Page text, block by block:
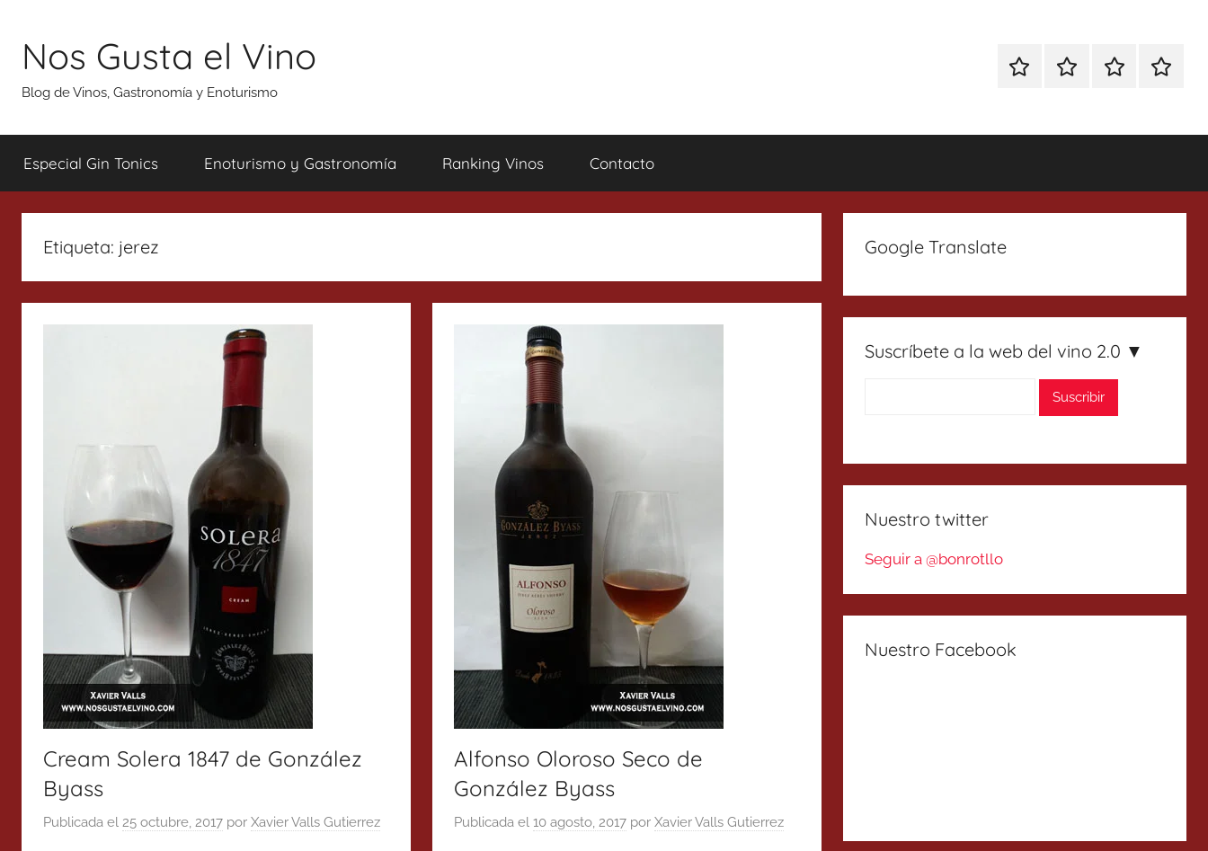
contenido
Nos Gusta el Vino
Blog de Vinos, Gastronomía y Enoturismo
EspecialEnoturismoRanking
Especial Gin Tonics Enoturismo y Gastronomía Ranking Vinos Contacto
Etiqueta: jerez
Cream Solera 1847 de González
Byass
Publicada el 25 octubre, 2017 por Xavier Valls Gutierrez
Alfonso Oloroso Seco de
González Byass
Publicada el10 agosto, 2017 porXavier Valls Gutierrez
Google Translate
Suscríbete a la web del vino 2.0 ▼
Nuestro twitter
Seguir a @bonrotllo
Nuestro Facebook